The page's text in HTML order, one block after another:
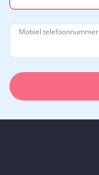
Mobiel telefoonnummer